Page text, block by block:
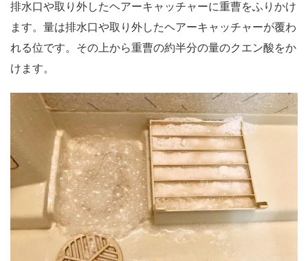
排水口や取り外したヘアーキャッチャーに重曹をふりかけ
ます。量は排水口や取り外したヘアーキャッチャーが覆わ
れる位です。その上から重曹の約半分の量のクエン酸をか
けます。